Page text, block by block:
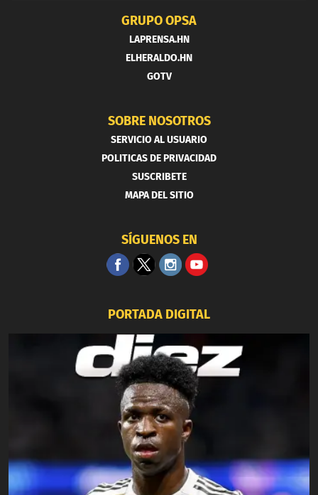
GRUPO OPSA
LAPRENSA.HN
ELHERALDO.HN
GOTV
SOBRE NOSOTROS
SERVICIO AL USUARIO
POLITICAS DE PRIVACIDAD
SUSCRIBETE
MAPA DEL SITIO
SÍGUENOS EN
PORTADA DIGITAL